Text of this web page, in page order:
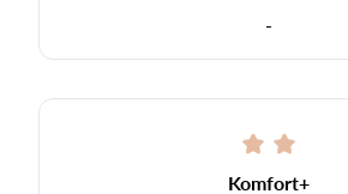
-
Komfort+